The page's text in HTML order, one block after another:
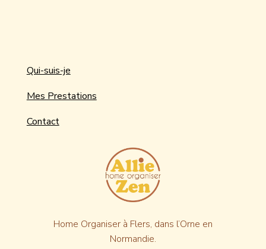
Qui-suis-je
Mes Prestations
Contact
Home Organiser à Flers, dans l’Orne en
Normandie.